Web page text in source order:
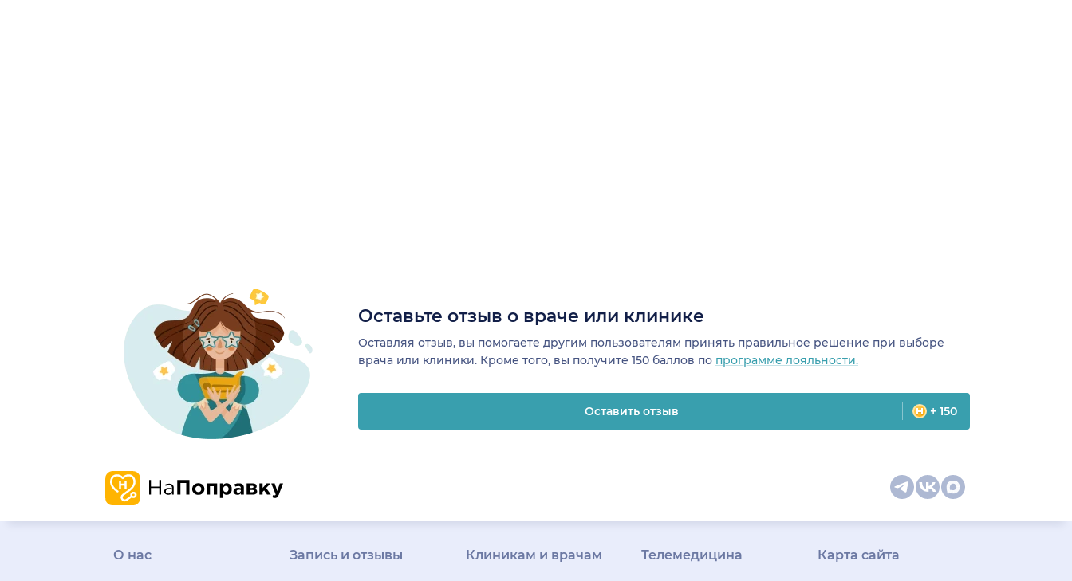
Оставьте отзыв о враче или клинике
Оставляя отзыв, вы помогаете другим пользователям принять правильное решение при выборе
врача или клиники. Кроме того, вы получите 150 баллов по программе лояльности.
Оставить отзыв + 150
О нас Запись и отзывы Клиникам и врачам Телемедицина Карта сайта